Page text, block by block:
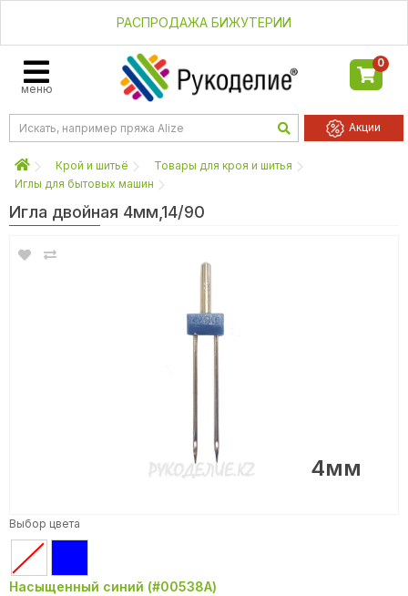
РАСПРОДАЖА БИЖУТЕРИИ
меню
0
Акции
Крой и шитьё
Товары для кроя и шитья
Иглы для бытовых машин
Игла двойная 4мм,14/90
4мм
Выбор цвета
Насыщенный синий (#00538A)